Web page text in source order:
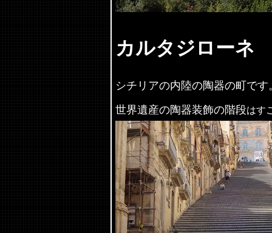
カルタジローネ
シチリアの内陸の陶器の町で
世界遺産の陶器装飾の階段はす